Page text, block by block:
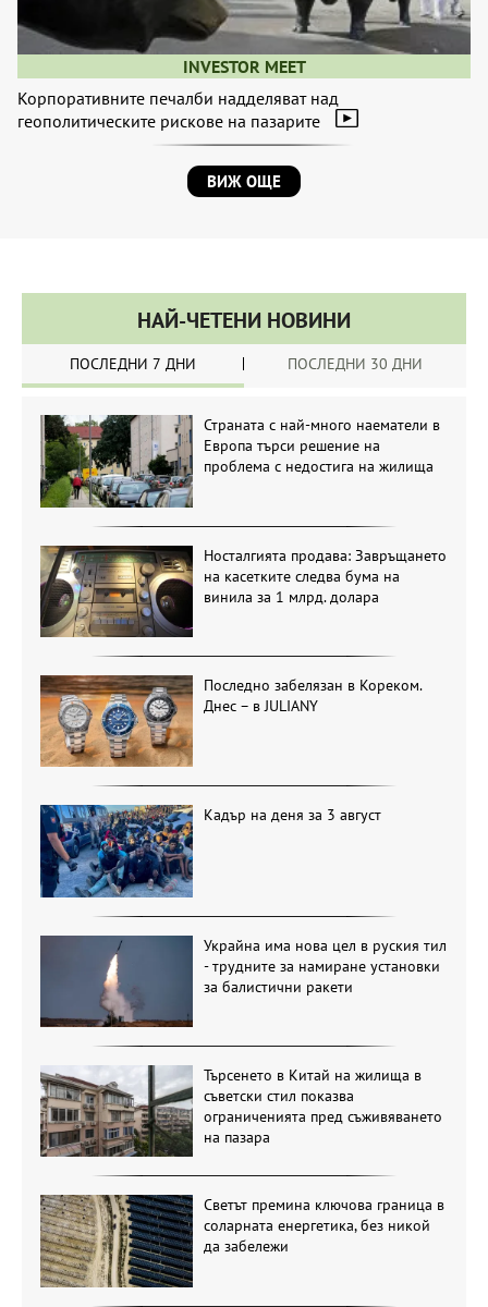
INVESTOR MEET
Корпоративните печалби надделяват над
геополитическите рискове на пазарите
ВИЖ ОЩЕ
НАЙ-ЧЕТЕНИ НОВИНИ
ПОСЛЕДНИ 7 ДНИ ПОСЛЕДНИ 30 ДНИ
Страната с най-много наематели в
Европа търси решение на
проблема с недостига на жилища
Носталгията продава: Завръщането
на касетките следва бума на
винила за 1 млрд. долара
Последно забелязан в Кореком.
Днес – в JULIANY
Кадър на деня за 3 август
Украйна има нова цел в руския тил
- трудните за намиране установки
за балистични ракети
Търсенето в Китай на жилища в
съветски стил показва
ограниченията пред съживяването
на пазара
Светът премина ключова граница в
соларната енергетика, без никой
да забележи